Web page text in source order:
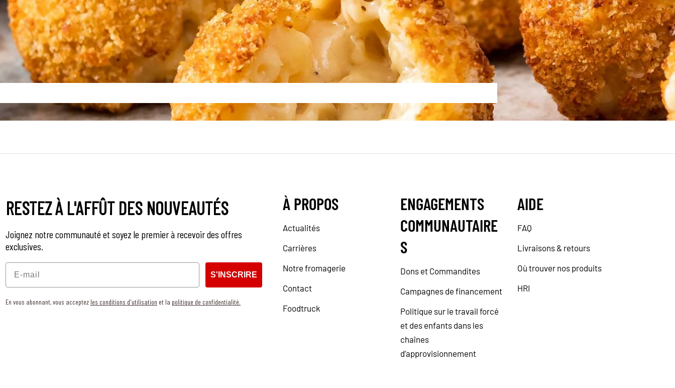
RESTEZ À L'AFFÛT DES NOUVEAUTÉS
Joignez notre communauté et soyez le premier à recevoir des offres
exclusives.
Email
S'INSCRIRE
En vous abonnant, vous acceptez les conditions d'utilisation et la politique de confidentialité.
À PROPOS
Actualités
Carrières
Notre fromagerie
Contact
Foodtruck
ENGAGEMENTS
COMMUNAUTAIRE
S
Dons et Commandites
Campagnes de financement
Politique sur le travail forcé
et des enfants dans les
chaînes
d’approvisionnement
AIDE
FAQ
Livraisons & retours
Où trouver nos produits
HRI